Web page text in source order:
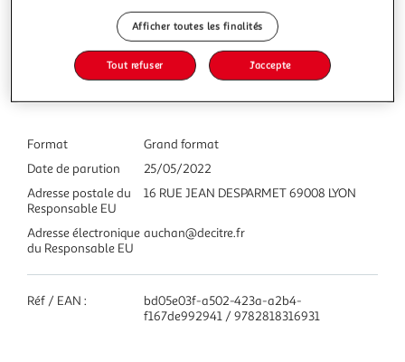
Caractéristiques
Format
Grand format
Date de parution
25/05/2022
Adresse postale du
Responsable EU
16 RUE JEAN DESPARMET 69008 LYON
Adresse électronique
du Responsable EU
auchan@decitre.fr
Réf / EAN :
bd05e03f-a502-423a-a2b4-
f167de992941 / 9782818316931
Afficher toutes les finalités
Tout refuser J'accepte